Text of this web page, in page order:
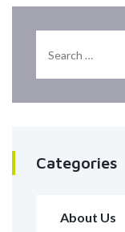
Categories
About Us